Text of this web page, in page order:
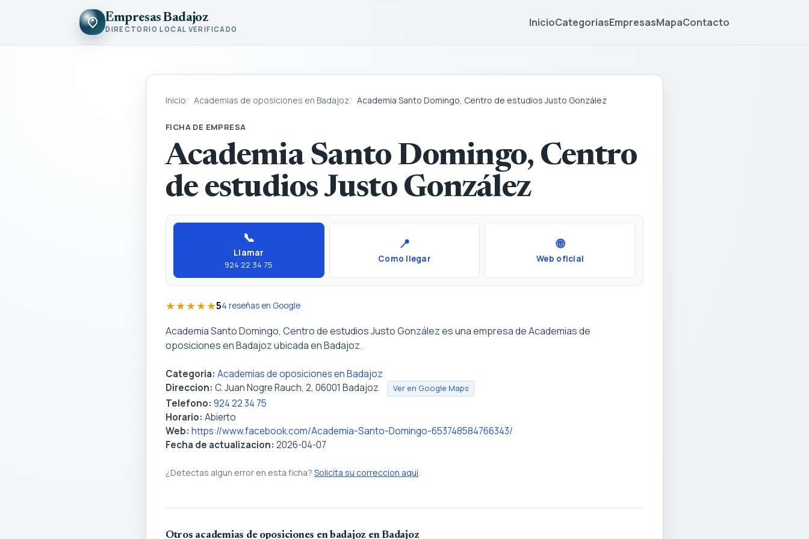
Empresas Badajoz
DIRECTORIO LOCAL VERIFICADO
InicioCategoriasEmpresasMapaContacto
Inicio Academias de oposiciones en Badajoz Academia Santo Domingo, Centro de estudios Justo González
FICHA DE EMPRESA
Academia Santo Domingo, Centro
de estudios Justo González
📞
Llamar
924 22 34 75
📍
Como llegar
🌐
Web oficial
★★★★★54 reseñas en Google
Academia Santo Domingo, Centro de estudios Justo González es una empresa de Academias de
oposiciones en Badajoz ubicada en Badajoz.
Categoria: Academias de oposiciones en Badajoz
Direccion: C. Juan Nogre Rauch, 2, 06001 Badajoz Ver en Google Maps
Telefono: 924 22 34 75
Horario: Abierto
Web: https://www.facebook.com/Academia-Santo-Domingo-653748584766343/
Fecha de actualizacion: 2026-04-07
¿Detectas algun error en esta ficha? Solicita su correccion aqui
Otros academias de oposiciones en badajoz en Badajoz